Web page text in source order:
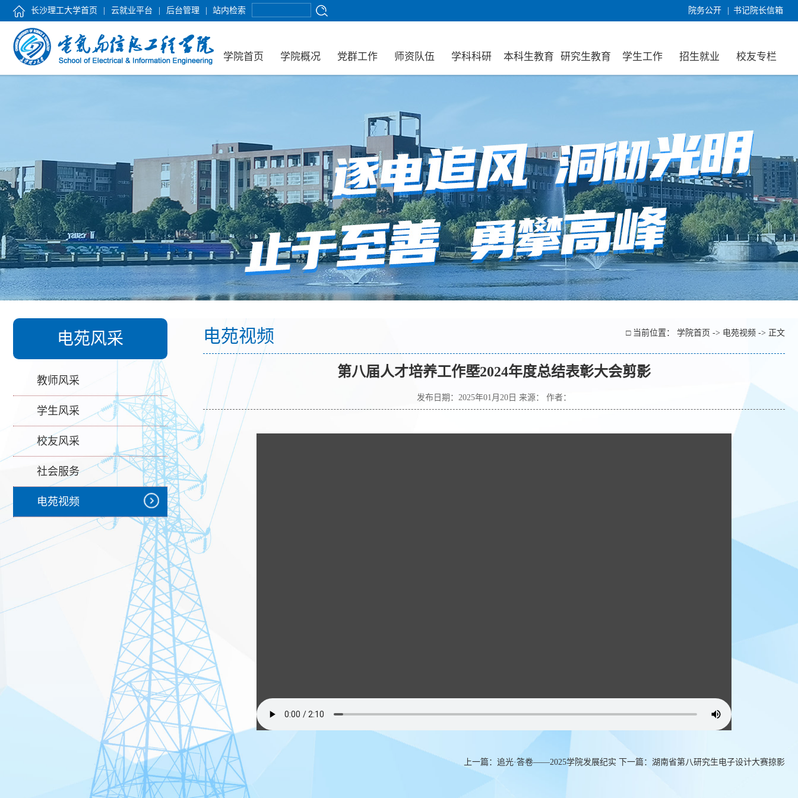
长沙理工大学首页 云就业平台 后台管理 站内检索 院务公开 书记院长信箱
学院首页 学院概况 党群工作 师资队伍 学科科研 本科生教育 研究生教育 学生工作 招生就业 校友专栏
电苑风采
教师风采
学生风采
校友风采
社会服务
电苑视频
电苑视频 □ 当前位置： 学院首页 -> 电苑视频 -> 正文
第八届人才培养工作塈2024年度总结表彰大会剪影
发布日期：2025年01月20日 来源： 作者：
上一篇： 追光·答卷——2025学院发展纪实 下一篇： 湖南省第八研究生电子设计大赛掠影